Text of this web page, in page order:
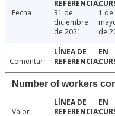
Fecha
31 de
diciembre
de 2021
1 de
de
Comentar
Number of workers
Valor